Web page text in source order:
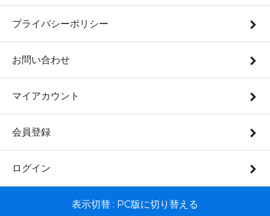
プライバシーポリシー
お問い合わせ
マイアカウント
会員登録
ログイン
表示切替 : PC版に切り替える